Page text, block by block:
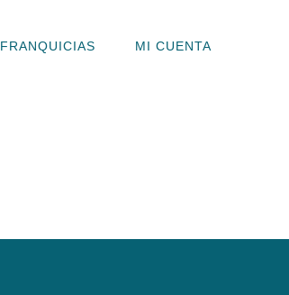
FRANQUICIAS MI CUENTA